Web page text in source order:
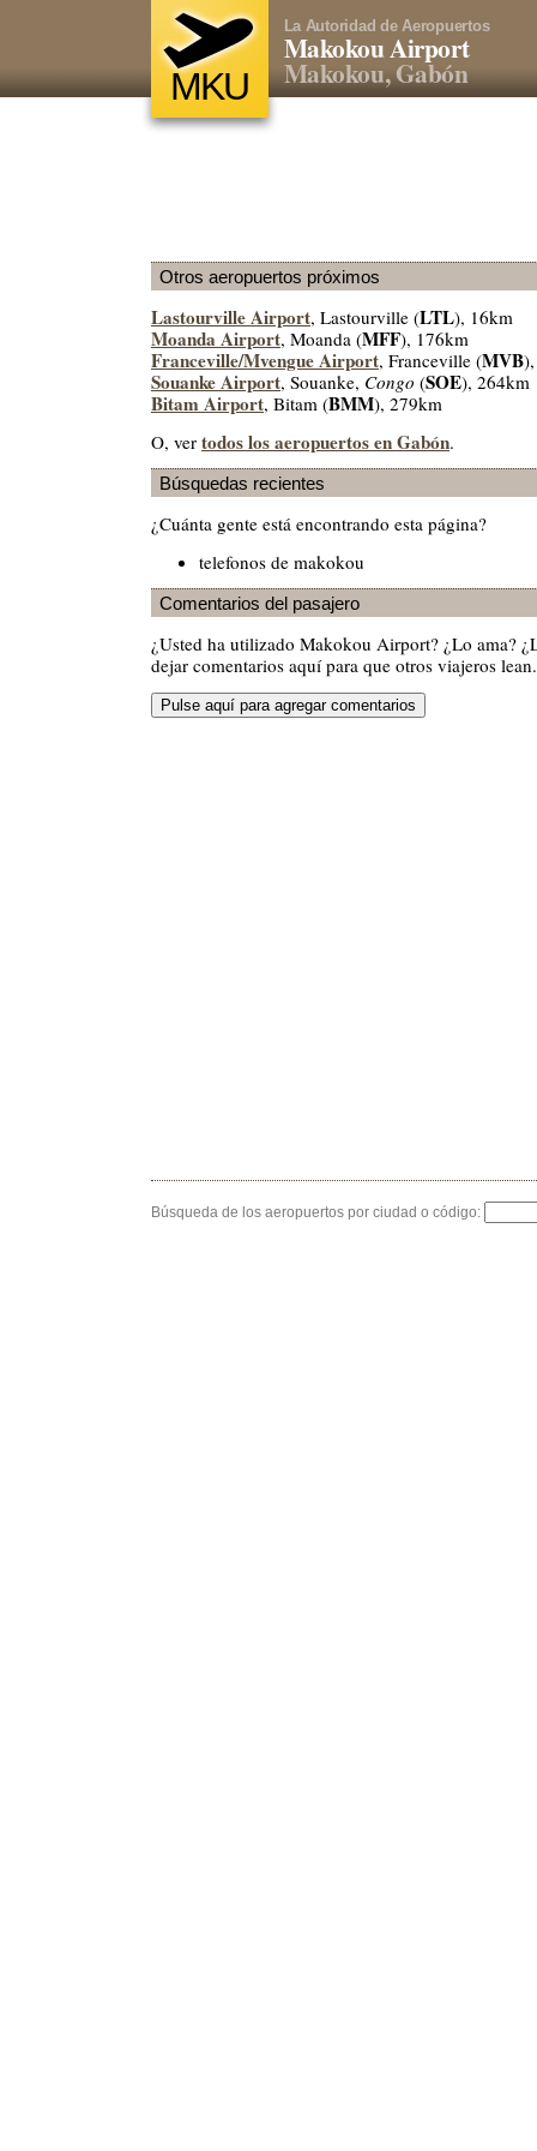
MKU
La Autoridad de Aeropuertos
Makokou Airport
Makokou, Gabón
Otros aeropuertos próximos
Lastourville Airport, Lastourville (LTL), 16km
Moanda Airport, Moanda (MFF), 176km
Franceville/Mvengue Airport, Franceville (MVB
Souanke Airport, Souanke, Congo (SOE), 264km
Bitam Airport, Bitam (BMM), 279km
O, ver todos los aeropuertos en Gabón.
Búsquedas recientes
¿Cuánta gente está encontrando esta página?
telefonos de makokou
Comentarios del pasajero
¿Usted ha utilizado Makokou Airport? ¿Lo ama?
dejar comentarios aquí para que otros viajeros lean.
Búsqueda de los aeropuertos por ciudad o código: